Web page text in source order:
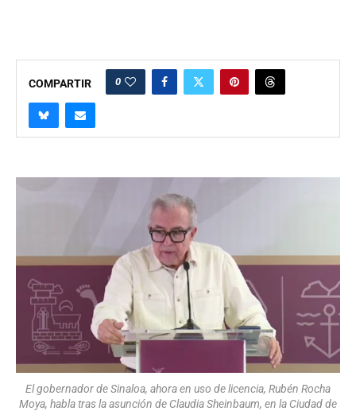
COMPARTIR 0
El gobernador de Sinaloa, ahora en uso de licencia, Rubén Rocha
Moya, habla tras la asunción de Claudia Sheinbaum, en la Ciudad de